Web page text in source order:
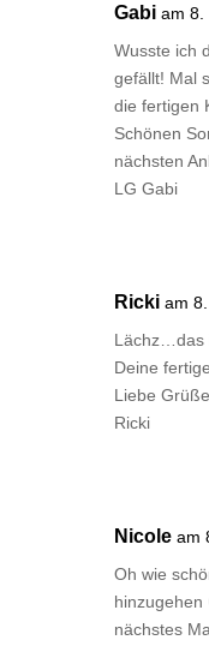
Gabi am 8.
Wusste ich
gefällt! Mal
die fertigen
Schönen
nächsten
LG Gabi
Ricki am
Lächz…das
Deine
Liebe Grüße
Ricki
Nicole am
Oh wie
hinzugehen
nächstes